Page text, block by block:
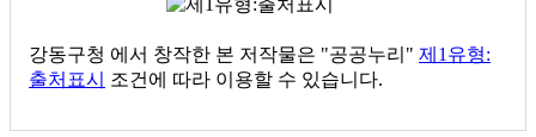
강동구청 에서 창작한 본 저작물은 "공공누리" 제1유형:
출처표시
조건에 따라 이용할 수 있습니다.